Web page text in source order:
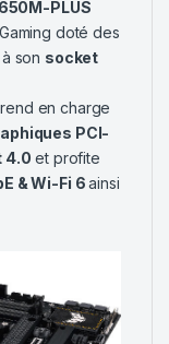
PLUS
doté des
son socket
en charge
PCI-
4.0 et profite
& Wi-Fi 6ainsi